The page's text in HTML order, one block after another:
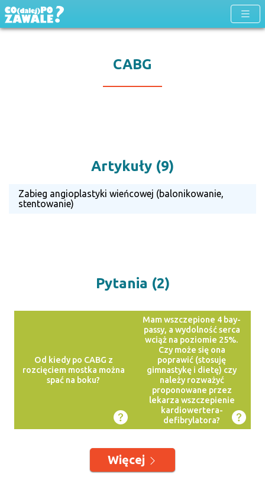
CABG
Artykuły (9)
Zabieg angioplastyki wieńcowej (balonikowanie,
stentowanie)
Pytania (2)
Od kiedy po CABG z
rozcięciem mostka można
spać na boku?
Mam wszczepione 4 bay-
passy, a wydolność serca
wciąż na poziomie 25%.
Czy może się ona
poprawić (stosuję
gimnastykę i dietę) czy
należy rozważyć
proponowane przez
lekarza wszczepienie
kardiowertera-
defibrylatora?
Więcej